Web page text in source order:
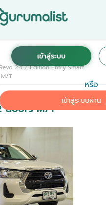
หรือ
เข้าสู่ระบบผ่าน
2.4 Z Edition Entry Smart
T
Z Edition
doors M/T